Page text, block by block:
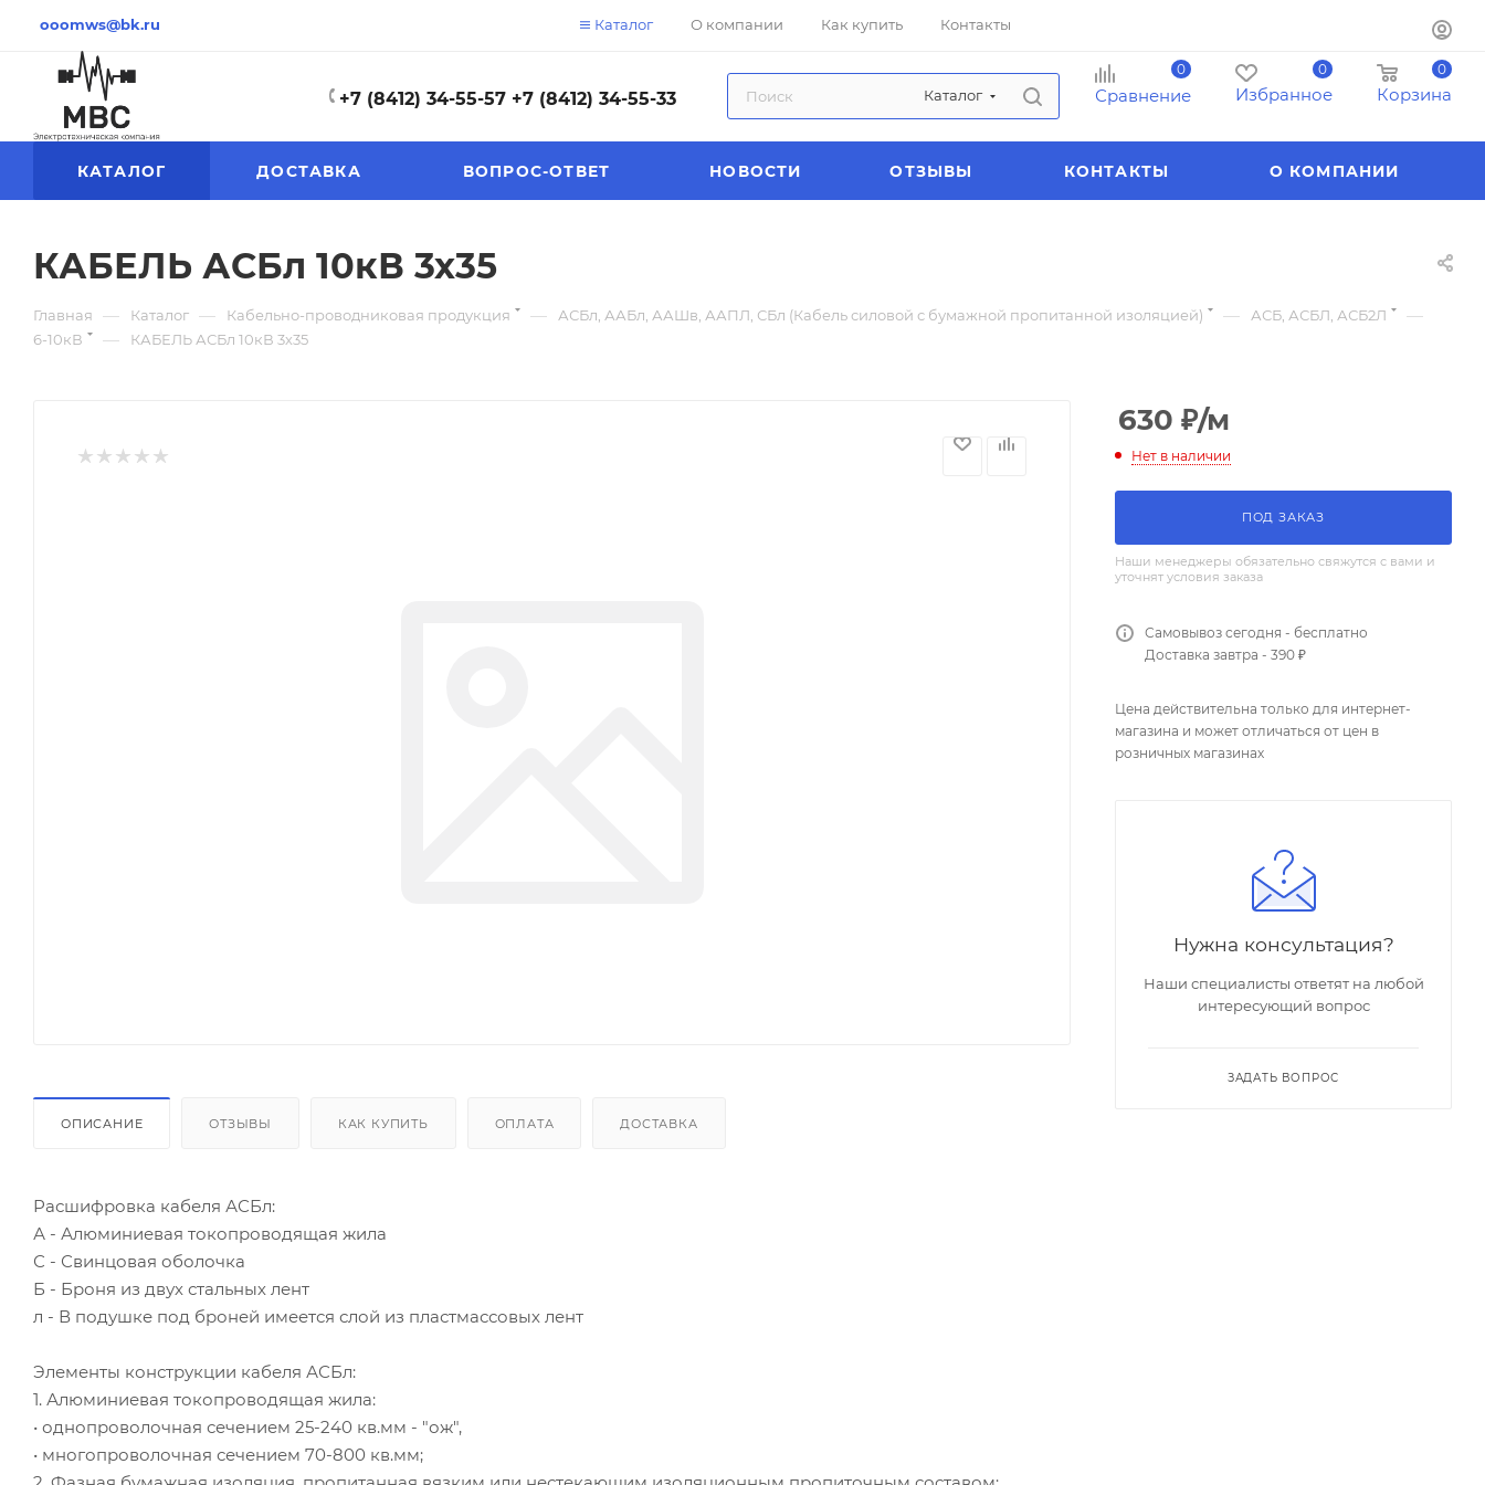
ooomws@bk.ru Каталог О компании Как купить Контакты
+7 (8412) 34-55-57 +7 (8412) 34-55-33 Каталог
0
Сравнение
0
Избранное
0
Корзина
КАТАЛОГ ДОСТАВКА ВОПРОС-ОТВЕТ НОВОСТИ ОТЗЫВЫ КОНТАКТЫ О КОМПАНИИ
КАБЕЛЬ АСБл 10кВ 3х35
Главная — Каталог — Кабельно-проводниковая продукция — АСБл, ААБл, ААШв, ААПЛ, СБл (Кабель силовой с бумажной пропитанной изоляцией) — АСБ, АСБЛ, АСБ2Л —
6-10кВ — КАБЕЛЬ АСБл 10кВ 3х35
ОПИСАНИЕ ОТЗЫВЫ КАК КУПИТЬ ОПЛАТА ДОСТАВКА
Расшифровка кабеля АСБл:
А - Алюминиевая токопроводящая жила
С - Свинцовая оболочка
Б - Броня из двух стальных лент
л - В подушке под броней имеется слой из пластмассовых лент
Элементы конструкции кабеля АСБл:
1. Алюминиевая токопроводящая жила:
• однопроволочная сечением 25-240 кв.мм - "ож",
• многопроволочная сечением 70-800 кв.мм;
630 ₽/м
Нет в наличии
ПОД ЗАКАЗ
Наши менеджеры обязательно свяжутся с вами и
уточнят условия заказа
Самовывоз сегодня - бесплатно
Доставка завтра - 390 ₽
Цена действительна только для интернет-
магазина и может отличаться от цен в
розничных магазинах
Нужна консультация?
Наши специалисты ответят на любой
интересующий вопрос
ЗАДАТЬ ВОПРОС